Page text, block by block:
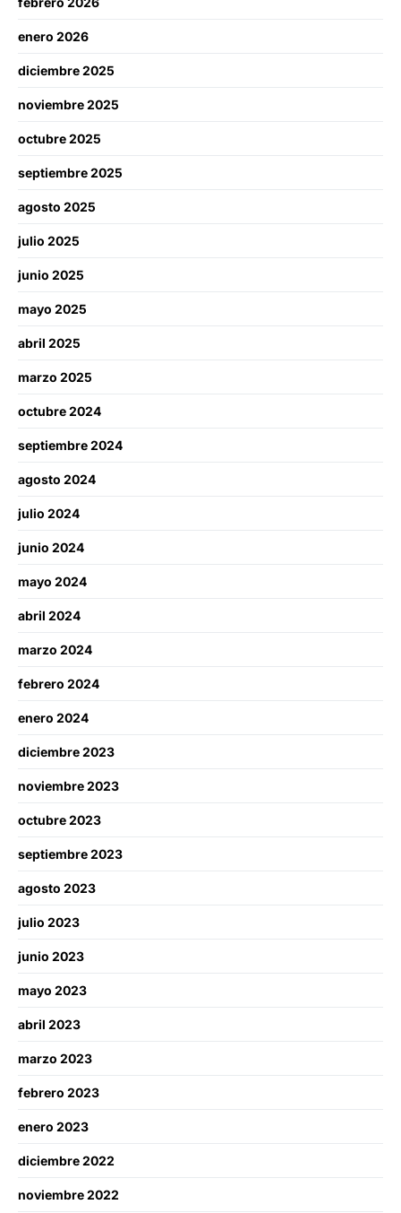
enero 2026
diciembre 2025
noviembre 2025
octubre 2025
septiembre 2025
agosto 2025
julio 2025
junio 2025
mayo 2025
abril 2025
marzo 2025
octubre 2024
septiembre 2024
agosto 2024
julio 2024
junio 2024
mayo 2024
abril 2024
marzo 2024
febrero 2024
enero 2024
diciembre 2023
noviembre 2023
octubre 2023
septiembre 2023
agosto 2023
julio 2023
junio 2023
mayo 2023
abril 2023
marzo 2023
febrero 2023
enero 2023
diciembre 2022
noviembre 2022